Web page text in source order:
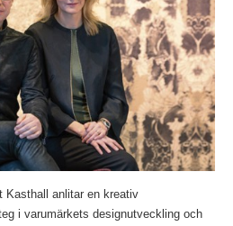
Kasthall anlitar en kreativ
i varumärkets designutveckling och